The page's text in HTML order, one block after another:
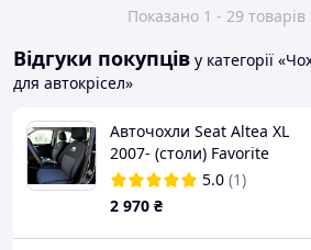
Показано 1 - 29 товарів
Відгуки покупців у категорії
для автокрісел»
Авточохли Seat Altea XL
2007- (столи) Favorite
5.0 (1)
2 970 ₴